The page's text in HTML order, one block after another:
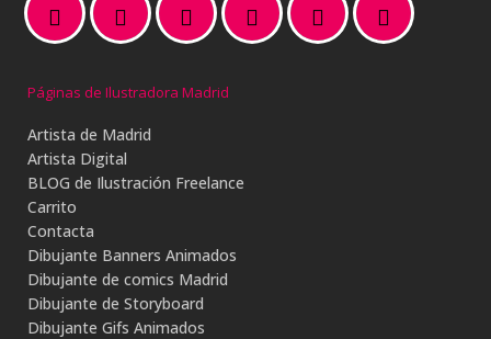
Páginas de Ilustradora Madrid
Artista de Madrid
Artista Digital
BLOG de Ilustración Freelance
Carrito
Contacta
Dibujante Banners Animados
Dibujante de comics Madrid
Dibujante de Storyboard
Dibujante Gifs Animados